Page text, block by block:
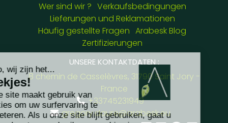
Wer sind wir ? Verkaufsbedingungen
Lieferungen und Reklamationen
Häufig gestellte Fragen Arabesk Blog
Zertifizierungen
UNSERE KONTAKTDATEN :
8 chemin de Casselèvres, 31790 Saint Jory -
France
+33745231949
gregory.daure@arabesk.eu